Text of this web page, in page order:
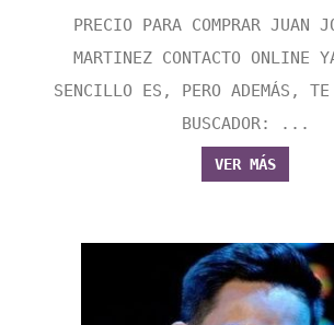
PRECIO PARA COMPRAR JUAN
MARTINEZ CONTACTO ONLINE
SENCILLO ES, PERO ADEMÁS, TE
BUSCADOR: ...
VER MÁS